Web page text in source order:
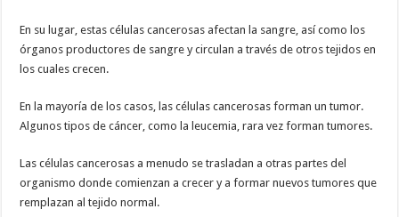
En su lugar, estas células cancerosas afectan la sangre, así como los
órganos productores de sangre y circulan a través de otros tejidos en
los cuales crecen.
En la mayoría de los casos, las células cancerosas forman un tumor.
Algunos tipos de cáncer, como la leucemia, rara vez forman tumores.
Las células cancerosas a menudo se trasladan a otras partes del
organismo donde comienzan a crecer y a formar nuevos tumores que
remplazan al tejido normal.